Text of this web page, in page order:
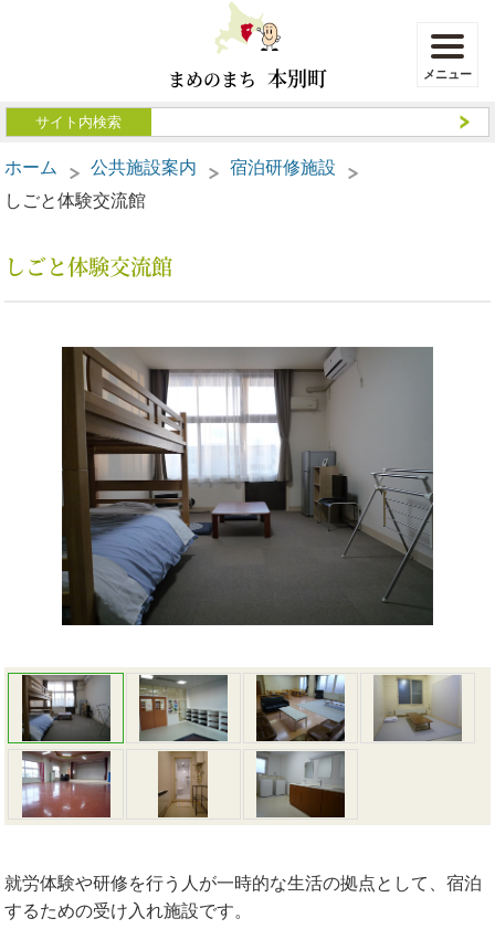
まめのまち 本別町
ホーム 公共施設案内
宿泊研修施設
しごと体験交流館
しごと体験交流館
就労体験や研修を行う人が一時的な生活の拠点として、宿泊
するための受け入れ施設です。